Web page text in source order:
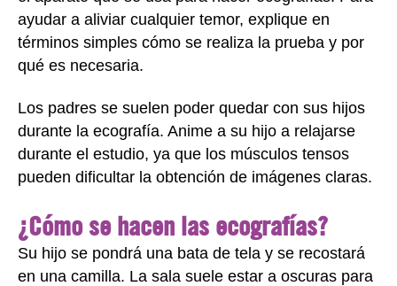
ayudar a aliviar cualquier temor, explique en
términos simples cómo se realiza la prueba y por
qué es necesaria.
Los padres se suelen poder quedar con sus hijos
durante la ecografía. Anime a su hijo a relajarse
durante el estudio, ya que los músculos tensos
pueden dificultar la obtención de imágenes claras.
¿Cómo se hacen las ecografías?
Su hijo se pondrá una bata de tela y se recostará
en una camilla. La sala suele estar a oscuras para